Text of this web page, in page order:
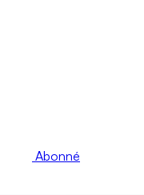
Abonné